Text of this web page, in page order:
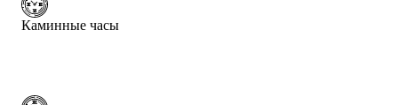
Каминные часы